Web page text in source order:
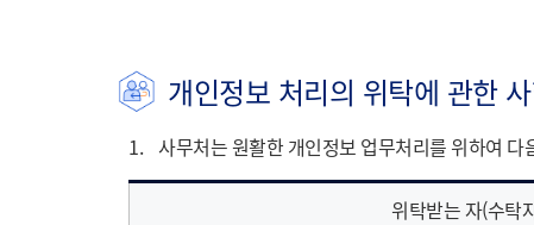
개인정보 처리의 위탁에 관한
1. 사무처는 원활한 개인정보 업무처리를 위하여
위탁받는 자(수탁